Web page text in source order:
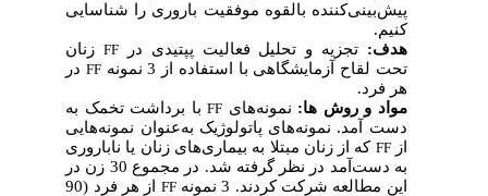
پیش‌بینی‌کننده بالقوه موفقیت باروری را شناسایی
کنیم.
هدف:تجزیه و تحلیل فعالیت پپتیدی درFFزنان
تحت لقاح آزمایشگاهی با استفاده از 3 نمونه
FF در
هر فرد.
مواد و روش­ ها:نمونه‌هایFFبا برداشت تخمک به
دست آمد. نمونه‌های پاتولوژیک به‌عنوان نمونه‌هایی
FFکه از زنان مبتلا به بیماری‌های زنان یا ناباروری
به ‌دست‌آمد در نظر گرفته شد. در مجموع 30 زن در
این مطالعه شرکت کردند. 3 نمونه
FF
از هر فرد (90